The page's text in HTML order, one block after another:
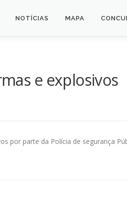
NOTÍCIAS MAPA
e explosivos
por parte da Polícia de segurança